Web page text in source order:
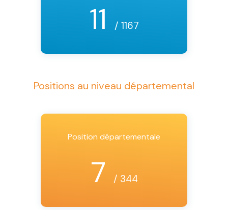
11 / 1167
Positions au niveau départemental
Position départementale
7 / 344